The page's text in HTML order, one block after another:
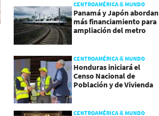
CENTROAMÉRICA & MUNDO
Panamá y Japón abordan
más financiamiento para
ampliación del metro
CENTROAMÉRICA & MUNDO
Honduras iniciará el
Censo Nacional de
Población y de Vivienda
CENTROAMÉRICA & MUNDO